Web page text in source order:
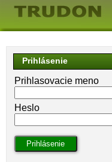
Prihlásenie
Prihlasovacie meno
Heslo